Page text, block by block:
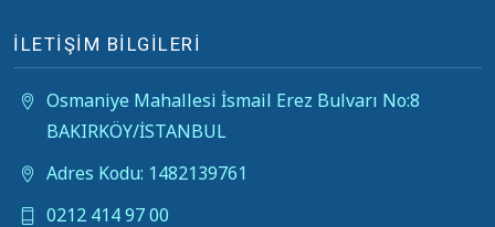
İLETİŞİM BİLGİLERİ
Osmaniye Mahallesi İsmail Erez Bulvarı No:8
BAKIRKÖY/İSTANBUL
Adres Kodu: 1482139761
0212 414 97 00